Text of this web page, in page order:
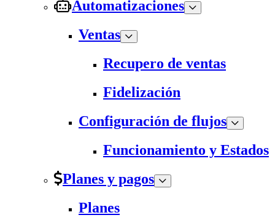
Automatizaciones
Ventas
Recupero de ventas
Fidelización
Configuración de flujos
Funcionamiento y Estados
Planes y pagos
Planes